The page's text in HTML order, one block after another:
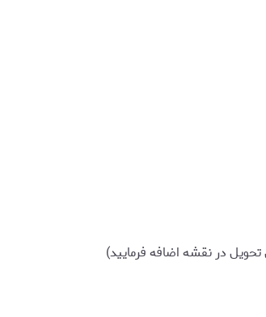
در نقشه اضافه فرمایید)